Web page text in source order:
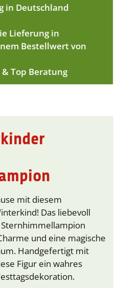
in Deutschland
Lieferung in
Bestellwert von
Top Beratung
mit diesem
Das liebevoll
und eine magische
Handgefertigt mit
Figur ein wahres